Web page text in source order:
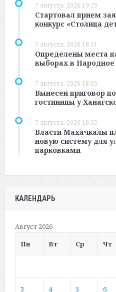
7 августа, 2026 19:29
Стартовал прием
конкурс «Столица
7 августа, 2026 18:51
Определены места
выборах в Народное
7 августа, 2026 18:05
Вынесен приговор
гостиницы у
7 августа, 2026 16:55
Власти Махачкалы
новую систему для
парковками
КАЛЕНДАРЬ
Август 2026
Пн
Вт Ср Чт
3 4 5 6